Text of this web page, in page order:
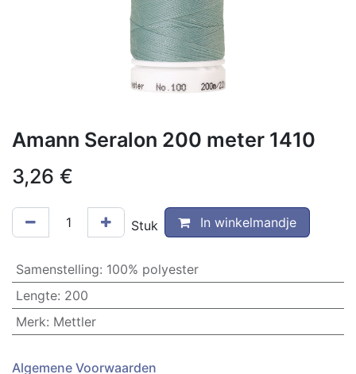
Amann Seralon 200 meter 1410
3,26 €
Stuk In winkelmandje
Samenstelling: 100% polyester
Lengte: 200
Merk: Mettler
Algemene Voorwaarden